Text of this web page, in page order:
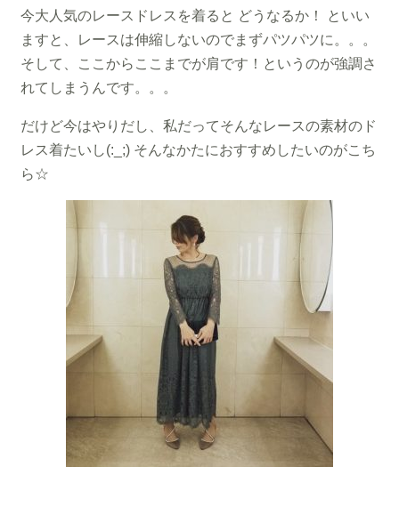
今大人気のレースドレスを着ると どうなるか！ といい
ますと、レースは伸縮しないのでまずパツパツに。。。
そして、ここからここまでが肩です！というのが強調さ
れてしまうんです。。。
だけど今はやりだし、私だってそんなレースの素材のド
レス着たいし(:_;) そんなかたにおすすめしたいのがこち
ら☆